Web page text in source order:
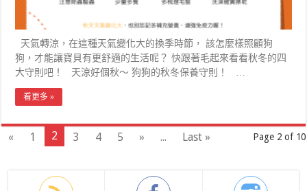
天氣轉涼，在這種天氣變化大的換季時節， 該怎麼樣照顧狗
狗，才能讓寶貝有更舒適的生活呢？ 快跟著毛起來看看秋冬的四
大守則吧！ 天涼好個秋～ 狗狗的秋冬保養守則！ …
看更多 »
Page 2 of 10
« 1 2 3 4 5 » ... Last »